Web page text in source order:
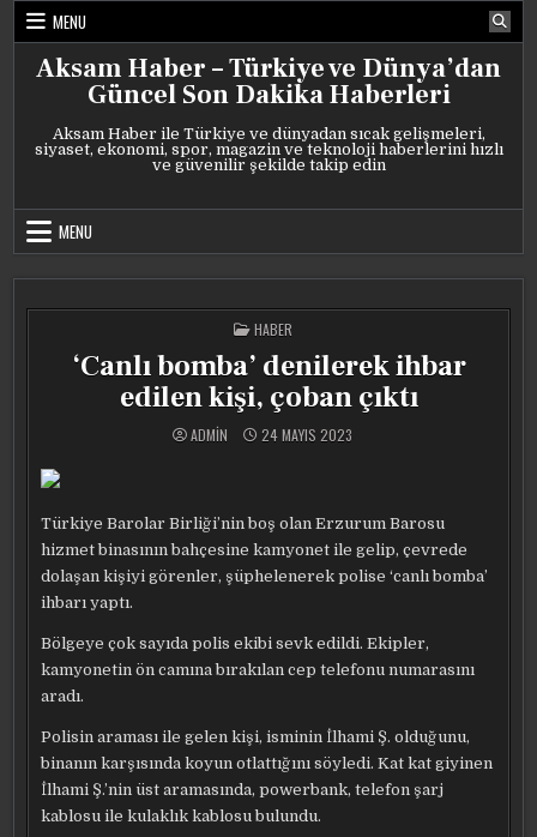
Skip
content
MENU
Aksam Haber – Türkiye ve Dünya’dan
Güncel Son Dakika Haberleri
Aksam Haber ile Türkiye ve dünyadan sıcak gelişmeleri,
siyaset, ekonomi, spor, magazin ve teknoloji haberlerini hızlı
ve güvenilir şekilde takip edin
MENU
POSTED
IN
HABER
‘Canlı bomba’ denilerek ihbar
edilen kişi, çoban çıktı
ADMIN 24 MAYIS 2023
Türkiye Barolar Birliği’nin boş olan Erzurum Barosu
hizmet binasının bahçesine kamyonet ile gelip, çevrede
dolaşan kişiyi görenler, şüphelenerek polise ‘canlı bomba’
ihbarı yaptı.
Bölgeye çok sayıda polis ekibi sevk edildi. Ekipler,
kamyonetin ön camına bırakılan cep telefonu numarasını
aradı.
Polisin araması ile gelen kişi, isminin İlhami Ş. olduğunu,
binanın karşısında koyun otlattığını söyledi. ​Kat kat giyinen
İlhami Ş.’nin üst aramasında, powerbank, telefon şarj
kablosu ile kulaklık kablosu bulundu.